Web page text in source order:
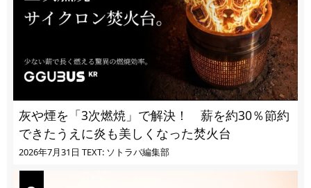
灰や煙を「3次燃焼」で解決！ 薪を約30％節約
できたうえに炎も美しくなった焚火台
2026年7月31日 TEXT: ソトラバ編集部